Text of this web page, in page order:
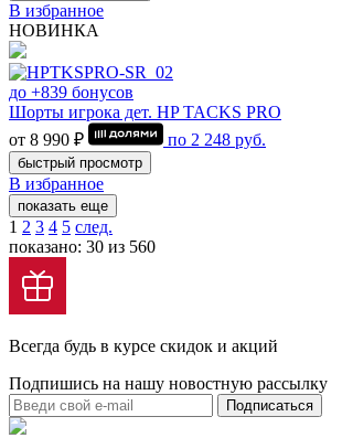
В избранное
НОВИНКА
до +839 бонусов
Шорты игрока дет. HP TACKS PRO
от 8 990 ₽
по 2 248 руб.
быстрый просмотр
В избранное
показать еще
1 2 3 4 5 след.
показано: 30 из 560
Всегда будь в курсе скидок и акций
Подпишись на нашу новостную рассылку
Подписаться